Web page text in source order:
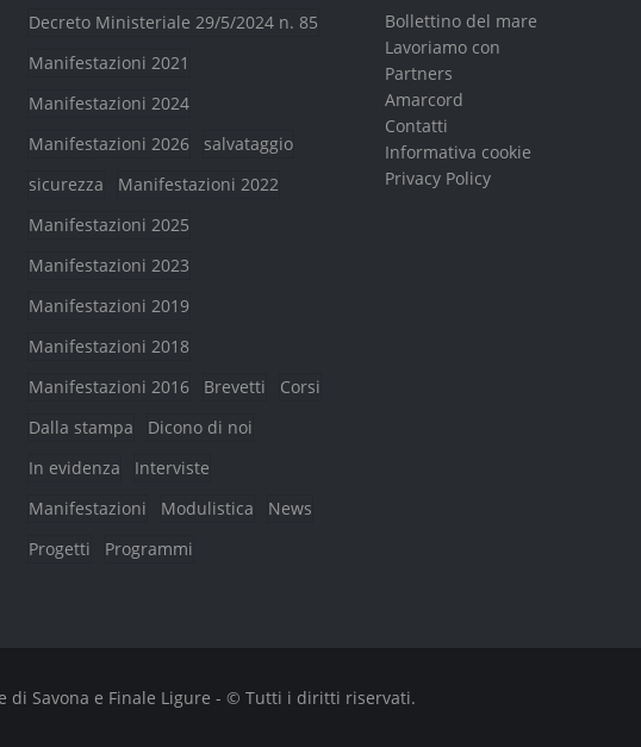
Decreto Ministeriale 29/5/2024 n. 85
Manifestazioni 2021
Manifestazioni 2024
Manifestazioni 2026
salvataggio
sicurezza
Manifestazioni 2022
Manifestazioni 2025
Manifestazioni 2023
Manifestazioni 2019
Manifestazioni 2018
Manifestazioni 2016
Brevetti
Corsi
Dalla stampa
Dicono di noi
In evidenza
Interviste
Manifestazioni
Modulistica
News
Progetti
Programmi
Bollettino del mare
Lavoriamo con
Partners
Amarcord
Contatti
Informativa cookie
Privacy Policy
di Savona e Finale Ligure - © Tutti i diritti riservati.